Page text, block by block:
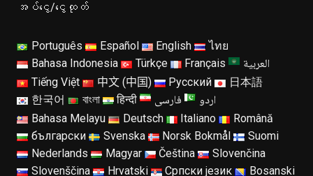
အပ်ငွေ/ငွေထုတ်
Português Español English
ไทย
Bahasa Indonesia
Türkçe Français العربية
Tiếng Việt 中文 (中国) Русский
日本語
한국어
বাংলা हिन्दी فارسی اردو
Bahasa Melayu Deutsch Italiano
Română
български
Svenska Norsk Bokmål
Suomi
Nederlands
Magyar Čeština
Slovenčina
Slovenščina
Hrvatski Српски језик Bosanski